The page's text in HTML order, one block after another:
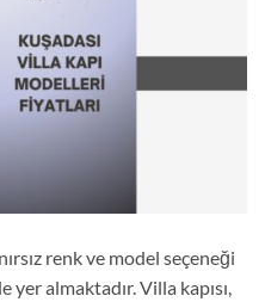
renk ve model seçeneği
yer almaktadır. Villa kapısı,